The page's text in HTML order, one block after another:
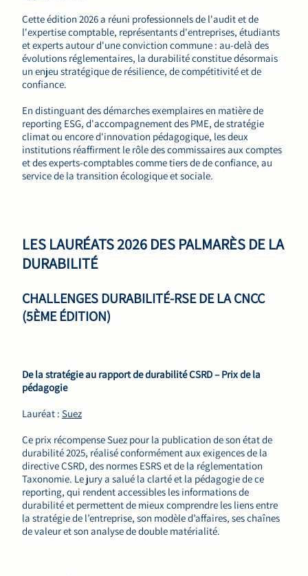
Cette édition 2026 a réuni professionnels de l'audit et de
l'expertise comptable, représentants d'entreprises, étudiants
et experts autour d'une conviction commune : au-delà des
évolutions réglementaires, la durabilité constitue désormais
un enjeu stratégique de résilience, de compétitivité et de
confiance.
En distinguant des démarches exemplaires en matière de
reporting ESG, d'accompagnement des PME, de stratégie
climat ou encore d'innovation pédagogique, les deux
institutions réaffirment le rôle des commissaires aux comptes
et des experts-comptables comme tiers de de confiance, au
service de la transition écologique et sociale.
LES LAURÉATS 2026 DES PALMARÈS DE LA
DURABILITÉ
CHALLENGES DURABILITÉ-RSE DE LA CNCC
(5ÈME ÉDITION)
De la stratégie au rapport de durabilité CSRD – Prix de la
pédagogie
Lauréat : Suez
Ce prix récompense Suez pour la publication de son état de
durabilité 2025, réalisé conformément aux exigences de la
directive CSRD, des normes ESRS et de la réglementation
Taxonomie. Le jury a salué la clarté et la pédagogie de ce
reporting, qui rendent accessibles les informations de
durabilité et permettent de mieux comprendre les liens entre
la stratégie de l’entreprise, son modèle d’affaires, ses chaînes
de valeur et son analyse de double matérialité.